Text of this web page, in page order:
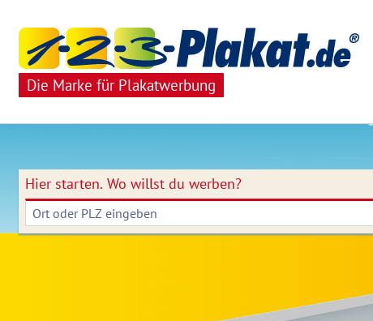
Die Marke für Plakatwerbung
Hier starten. Wo willst du werben?